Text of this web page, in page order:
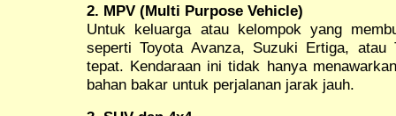
2. MPV (Multi Purpose Vehicle)
Untuk keluarga atau kelompok yang
seperti Toyota Avanza, Suzuki Ertiga, atau
tepat. Kendaraan ini tidak hanya
bahan bakar untuk perjalanan jarak jauh.